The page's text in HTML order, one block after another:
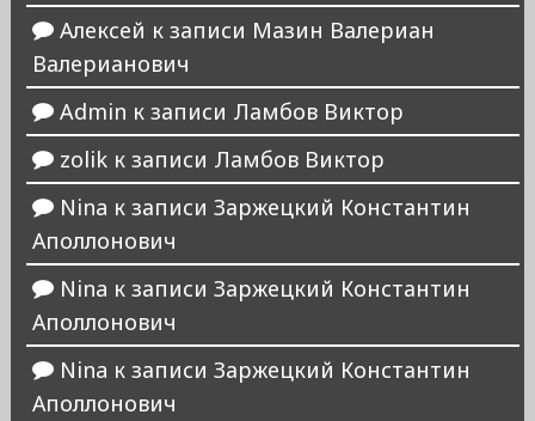
Алексей к записи Мазин Валериан
Валерианович
Admin к записи Ламбов Виктор
zolikк записи Ламбов Виктор
Nina к записи Заржецкий Константин
Аполлонович
Nina к записи Заржецкий Константин
Аполлонович
Nina к записи Заржецкий Константин
Аполлонович